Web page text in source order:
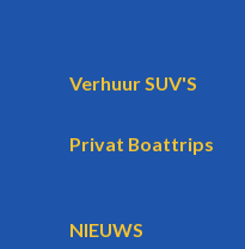
Verhuur SUV'S
Privat Boattrips
NIEUWS